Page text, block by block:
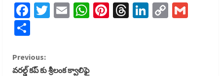
Facebook
Twitter
EmailWhatsApp
Pinterest
Threads
LinkedIn
Copy
C
Previous:
వరల్డ్ కప్ కు శ్రీలంక క్వాలిఫై